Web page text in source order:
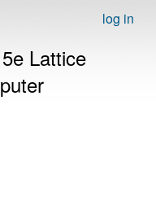
log in
Lattice